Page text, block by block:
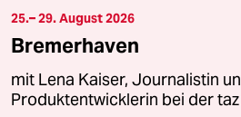
25.– 29. August 2026
Bremerhaven
mit Lena Kaiser, Journalistin
Produktentwicklerin bei der taz